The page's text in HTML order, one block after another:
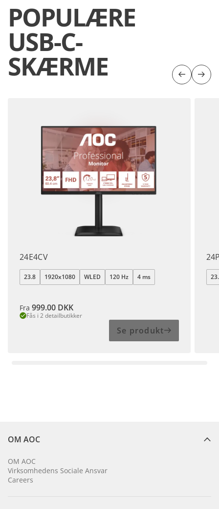
POPULÆRE
USB-C-
SKÆRME Forrige
24E4CV
23.8 1920x1080 WLED 120 Hz 4 ms
Fra 999.00 DKK
Fås i 2 detailbutikker
Se produkt
OM AOC
OM AOC
Virksomhedens Sociale Ansvar
Careers